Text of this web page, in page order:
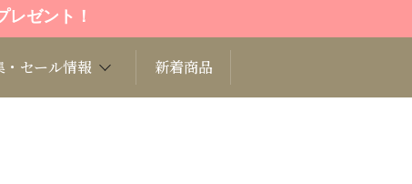
レゼント！
・セール情報 新着商品